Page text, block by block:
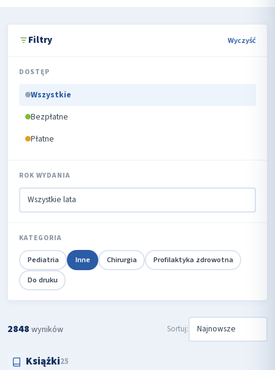
Filtry Wyczyść
DOSTĘP
Wszystkie
Bezpłatne
Płatne
ROK WYDANIA
KATEGORIA
Pediatria Inne Chirurgia
Profilaktyka zdrowotna
Do druku
2848 wyników Sortuj:
Książki25